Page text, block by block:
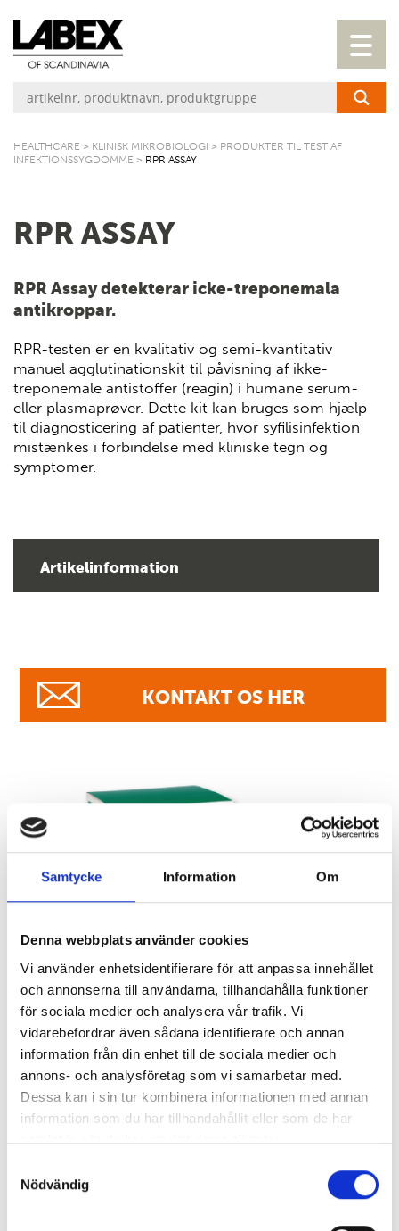
Samtycke Information Om
Denna webbplats använder cookies
Vi använder enhetsidentifierare för att anpassa innehållet
och annonserna till användarna, tillhandahålla funktioner
för sociala medier och analysera vår trafik. Vi
vidarebefordrar även sådana identifierare och annan
information från din enhet till de sociala medier och
annons- och analysföretag som vi samarbetar med.
Dessa kan i sin tur kombinera informationen med annan
information som du har tillhandahållit eller som de har
samlat in när du har använt deras tjänster.
Nödvändig
HEALTHCARE > KLINISK MIKROBIOLOGI > PRODUKTER TIL TEST AF
INFEKTIONSSYGDOMME > RPR ASSAY
RPR ASSAY
RPR Assay detekterar icke-treponemala
antikroppar.
RPR-testen er en kvalitativ og semi-kvantitativ
manuel agglutinationskit til påvisning af ikke-
treponemale antistoffer (reagin) i humane serum-
eller plasmaprøver. Dette kit kan bruges som hjælp
til diagnosticering af patienter, hvor syfilisinfektion
mistænkes i forbindelse med kliniske tegn og
symptomer.
Artikelinformation
KONTAKT OS HER
SE OGSÅ